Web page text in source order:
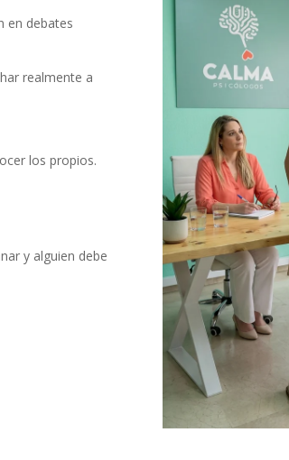
en debates
realmente a
los propios.
y alguien debe